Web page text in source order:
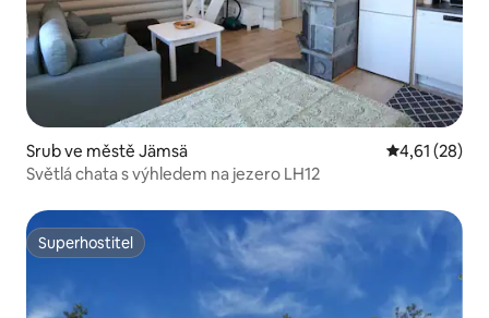
Srub ve městě Jämsä Průměrné
4,61 (28)
Světlá chata s výhledem na jezero LH12
Superhostitel
Superhostitel